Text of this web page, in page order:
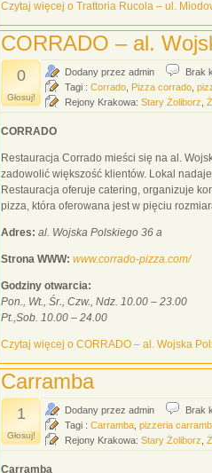
Czytaj więcej o Trattoria Rucola – ul.
CORRADO – al.
0
Głosuj!
Dodany przez admin Brak
Tagi : Corrado Pizza corrado
Rejony Krakowa: Stary Żoliborz
CORRADO
Restauracja Corrado mieści się na al.
zadowolić większość klientów. Lokal
Restauracja oferuje catering, organizuje
pizza, która oferowana jest w pięciu
Adres: al. Wojska Polskiego 36 a
Strona WWW: www.corrado-pizza.com/
Godziny otwarcia:
Pon., Wt., Śr., Czw., Ndz. 10.00 – 23.00
Pt.,Sob. 10.00 – 24.00
Czytaj więcej o CORRADO – al. Wojska
Carramba
1
Głosuj!
Dodany przez admin Brak
Tagi : Carramba pizzeria
Rejony Krakowa: Stary Żoliborz
Carramba